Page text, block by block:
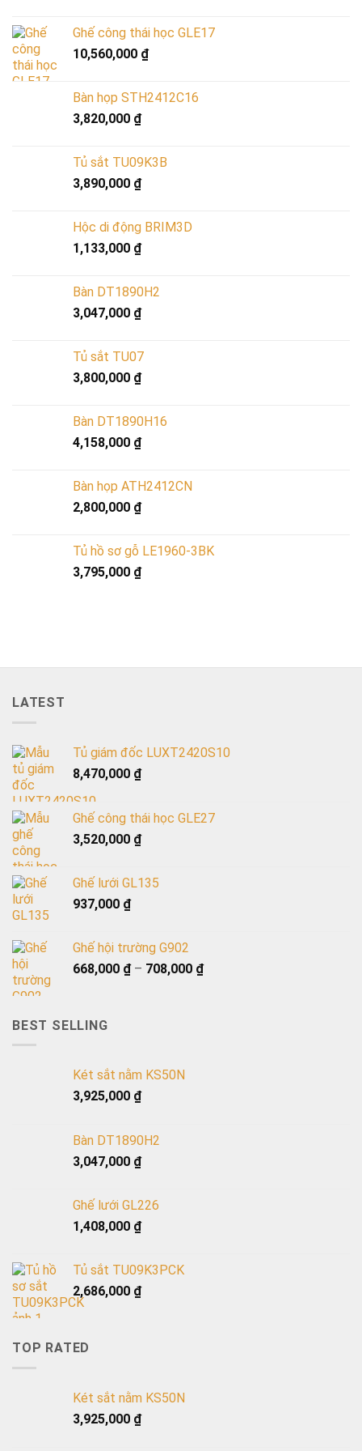
Ghế công thái học GLE17
10,560,000 ₫
Bàn họp STH2412C16
3,820,000 ₫
Tủ sắt TU09K3B
3,890,000 ₫
Hộc di động BRIM3D
1,133,000 ₫
Bàn DT1890H2
3,047,000 ₫
Tủ sắt TU07
3,800,000 ₫
Bàn DT1890H16
4,158,000 ₫
Bàn họp ATH2412CN
2,800,000 ₫
Tủ hồ sơ gỗ LE1960-3BK
3,795,000 ₫
LATEST
Tủ giám đốc LUXT2420S10
8,470,000 ₫
Ghế công thái học GLE27
3,520,000 ₫
Ghế lưới GL135
937,000 ₫
Ghế hội trường G902
668,000 ₫– 708,000 ₫
BEST SELLING
Két sắt nằm KS50N
3,925,000 ₫
Bàn DT1890H2
3,047,000 ₫
Ghế lưới GL226
1,408,000 ₫
Tủ sắt TU09K3PCK
2,686,000 ₫
TOP RATED
Két sắt nằm KS50N
3,925,000 ₫